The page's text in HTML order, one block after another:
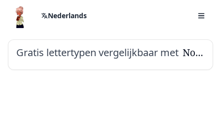
Nederlands
Gratis lettertypen vergelijkbaar met Noto Serif Thai